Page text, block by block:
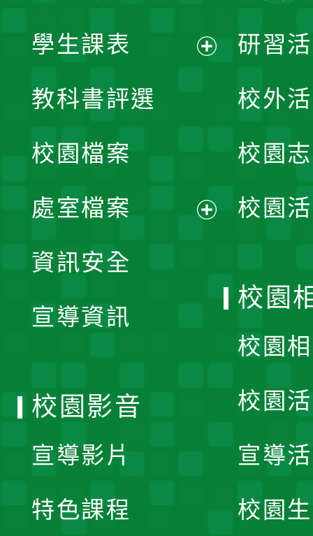
學生課表
單
教科書評選
校園檔案
處室檔案
資訊安全
宣導資訊
研習
校外
校園
校園
校園
校園
校園
宣導
校園
校園影音
宣導影片
特色課程